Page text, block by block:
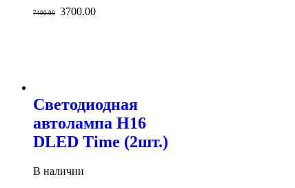
7400.00 3700.00
Светодиодная
автолампа H16
DLED Time (2шт.)
В наличии